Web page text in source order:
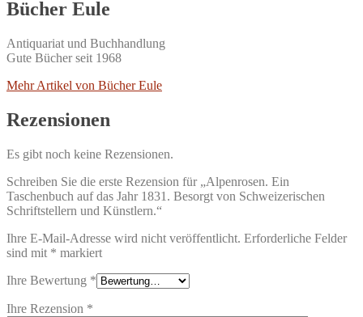
Bücher Eule
Antiquariat und Buchhandlung
Gute Bücher seit 1968
Mehr Artikel von Bücher Eule
Rezensionen
Es gibt noch keine Rezensionen.
Schreiben Sie die erste Rezension für „Alpenrosen. Ein
Taschenbuch auf das Jahr 1831. Besorgt von Schweizerischen
Schriftstellern und Künstlern.“
Ihre E-Mail-Adresse wird nicht veröffentlicht. Erforderliche Felder
sind mit * markiert
Ihre Bewertung *
Ihre Rezension *